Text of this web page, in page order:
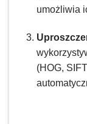
umożliwia
(HOG,